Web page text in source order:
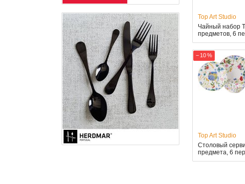
Top Art Studio
Чайный набор
предметов, 6
− 10 %
Top Art Studio
Столовый
предмета, 6